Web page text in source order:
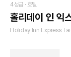
4성급 · 호텔
홀리데이 인 익
Holiday Inn Express